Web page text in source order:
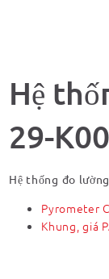
Hệ
29-
Hệ thống đo
Pyrometer
Khung, giá